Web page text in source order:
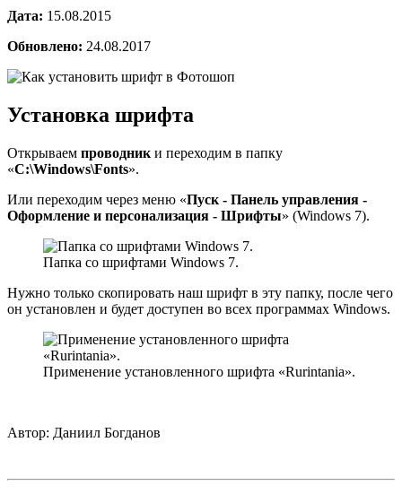
Дата: 15.08.2015
Обновлено: 24.08.2017
Установка шрифта
Открываем проводник и переходим в папку
«С:\Windows\Fonts».
Или переходим через меню «Пуск - Панель управления -
Оформление и персонализация - Шрифты» (Windows 7).
Папка со шрифтами Windows 7.
Нужно только скопировать наш шрифт в эту папку, после чего
он установлен и будет доступен во всех программах Windows.
Применение установленного шрифта «Rurintania».
Автор: Даниил Богданов